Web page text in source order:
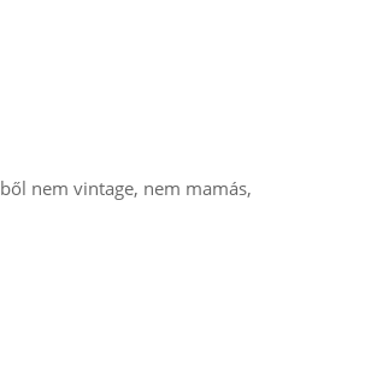
nem vintage, nem mamás,